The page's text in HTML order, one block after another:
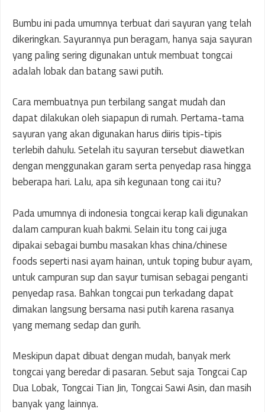
Bumbu ini pada umumnya terbuat dari sayuran yang telah
dikeringkan. Sayurannya pun beragam, hanya saja sayuran
yang paling sering digunakan untuk membuat tongcai
adalah lobak dan batang sawi putih.
Cara membuatnya pun terbilang sangat mudah dan
dapat dilakukan oleh siapapun di rumah. Pertama-tama
sayuran yang akan digunakan harus diiris tipis-tipis
terlebih dahulu. Setelah itu sayuran tersebut diawetkan
dengan menggunakan garam serta penyedap rasa hingga
beberapa hari. Lalu, apa sih kegunaan tong cai itu?
Pada umumnya di indonesia tongcai kerap kali digunakan
dalam campuran kuah bakmi. Selain itu tong cai juga
dipakai sebagai bumbu masakan khas china/chinese
foods seperti nasi ayam hainan, untuk toping bubur ayam,
untuk campuran sup dan sayur tumisan sebagai penganti
penyedap rasa. Bahkan tongcai pun terkadang dapat
dimakan langsung bersama nasi putih karena rasanya
yang memang sedap dan gurih.
Meskipun dapat dibuat dengan mudah, banyak merk
tongcai yang beredar di pasaran. Sebut saja Tongcai Cap
Dua Lobak, Tongcai Tian Jin, Tongcai Sawi Asin, dan masih
banyak yang lainnya.